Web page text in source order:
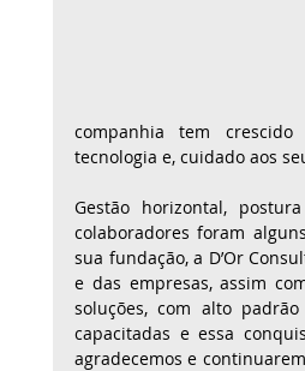
companhia tem crescido
tecnologia e, cuidado aos
Gestão horizontal,
colaboradores foram
sua fundação, a D’Or
e das empresas, assim
soluções, com alto
capacitadas e essa
agradecemos e